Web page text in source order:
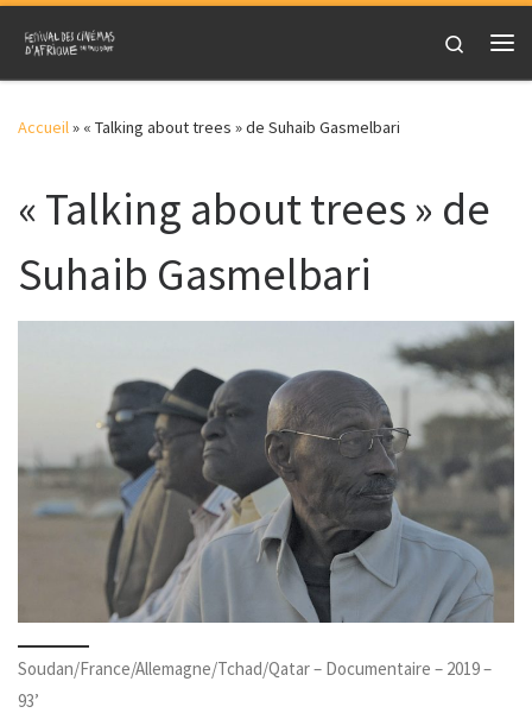
Skip to content
Search
Accueil» « Talking about trees » de Suhaib Gasmelbari
« Talking about trees » de
Suhaib Gasmelbari
Soudan/France/Allemagne/Tchad/Qatar – Documentaire – 2019 –
93’